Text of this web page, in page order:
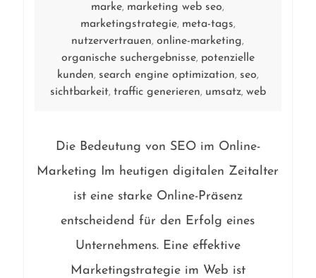
marke, marketing web seo,
marketingstrategie, meta-tags,
nutzervertrauen,online-marketing,
organische suchergebnisse, potenzielle
kunden, search engine optimization, seo,
sichtbarkeit, traffic generieren, umsatz, web
Die Bedeutung von SEO im Online-
Marketing Im heutigen digitalen Zeitalter
ist eine starke Online-Präsenz
entscheidend für den Erfolg eines
Unternehmens. Eine effektive
Marketingstrategie im Web ist